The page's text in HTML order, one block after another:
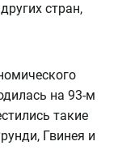
стран,
на 93-м
такие
Гвинея и